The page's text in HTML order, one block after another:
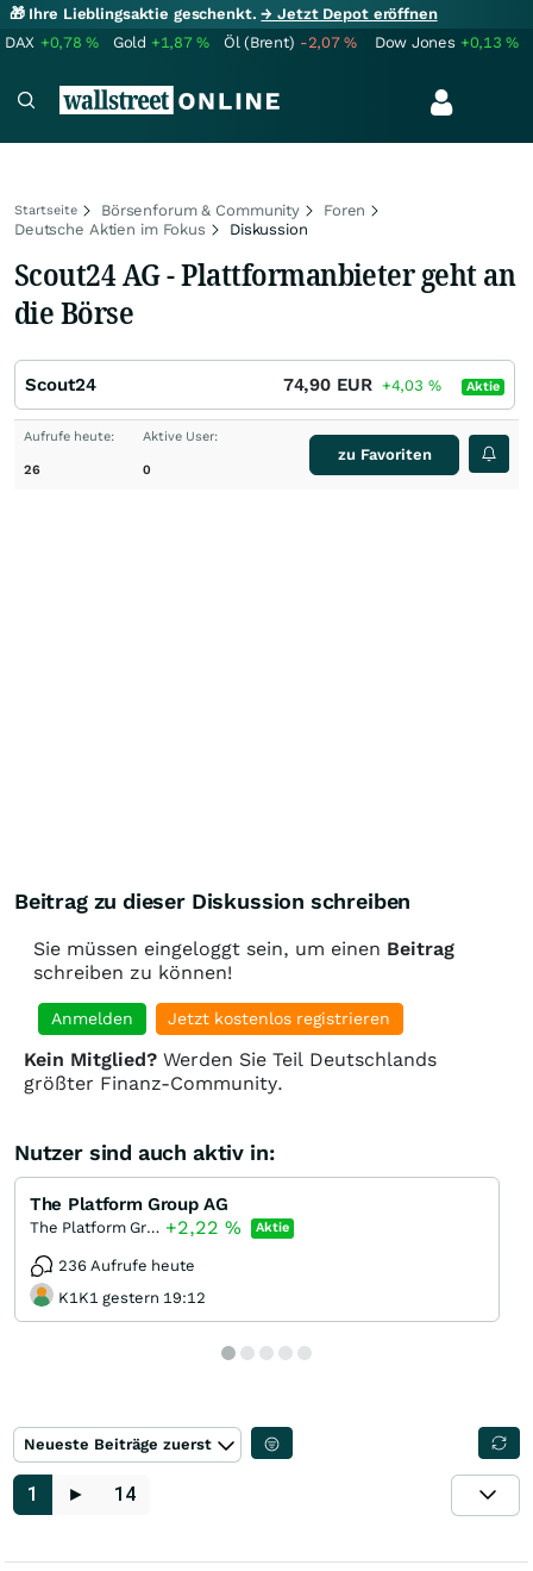
🎁 Ihre Lieblingsaktie geschenkt.→ Jetzt Depot eröffnen
DAX +0,78% Gold +1,87% Öl (Brent) -2,07% Dow Jones +0,13%
Startseite Börsenforum & Community
Foren
Deutsche Aktien im Fokus
Diskussion
Scout24 AG - Plattformanbieter geht an
die Börse
Scout24 74,90 EUR +4,03 % Aktie
Aufrufe heute:
26
Aktive User:
0
zu Favoriten
Beitrag zu dieser Diskussion schreiben
Sie müssen eingeloggt sein, um einen Beitrag
schreiben zu können!
Anmelden Jetzt kostenlos registrieren
Kein Mitglied? Werden Sie Teil Deutschlands
größter Finanz-Community.
Nutzer sind auch aktiv in:
The Platform Group AG
The Platform Group +2,22 % Aktie
236 Aufrufe heute
K1K1 gestern 19:12
Neueste Beiträge zuerst
1 ► 14